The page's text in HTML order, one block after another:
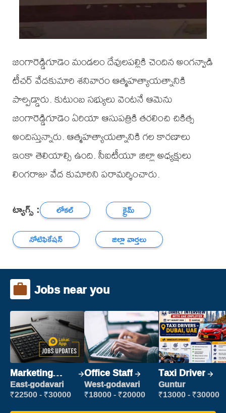
జంగారెడ్డిగూడెం మండలం దేవులపల్లికి చెందిన అంగన్వాడి
టీచర్ వేదకుమారి శనివారం ఆత్మహత్యాయత్నానికి
పాల్పడ్డారు. కుటుంబ సభ్యులు వెంటనే ఆమెను
జంగారెడ్డిగూడెం ఏరియా ఆసుపత్రికి తరలించి చికిత్స
అందిస్తున్నారు. ఆత్మహత్యాయత్నానికి గల కారణాలు
ఇంకా తెలియాల్సి ఉంది. సీఐటీయూ జిల్లా అధ్యక్షులు
లింగరాజు వేద కుమారిని పరామర్శించారు.
ట్యాగ్స్ : లోకల్
క్రైమ్
నోటిఫికేషన్
జిల్లా వార్తలు
Jobs near you
Marketing
Executive
East-godavari
₹22500 - ₹30000
Office Staff
West-godavari
₹18000 - ₹20000
Taxi Driver
Guntur
₹13000 - ₹30000